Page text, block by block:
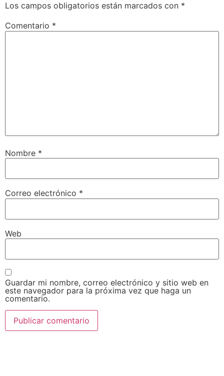
Los campos obligatorios están marcados con *
Comentario *
Nombre *
Correo electrónico *
Web
Guardar mi nombre, correo electrónico y sitio web en
este navegador para la próxima vez que haga un
comentario.